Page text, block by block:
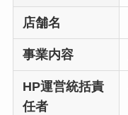
店舗名
事業内容
HP運営統括責
任者